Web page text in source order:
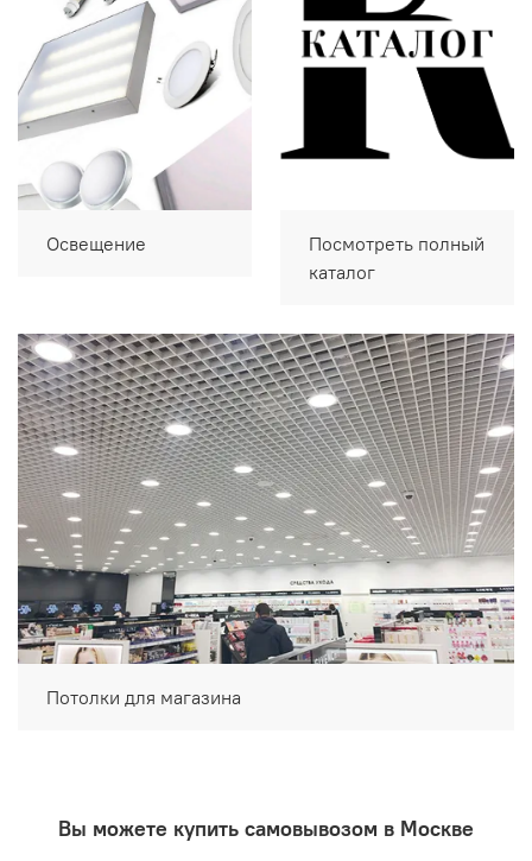
Освещение
Посмотреть полный
каталог
Потолки для магазина
Вы можете купить самовывозом в Москве